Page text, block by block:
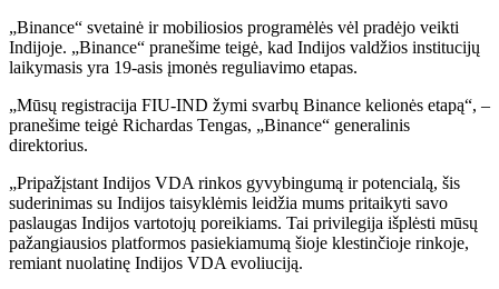
„Binance“ svetainė ir mobiliosios programėlės vėl pradėjo veikti
Indijoje. „Binance“ pranešime teigė, kad Indijos valdžios institucijų
laikymasis yra 19-asis įmonės reguliavimo etapas.
„Mūsų registracija FIU-IND žymi svarbų Binance kelionės etapą“, –
pranešime teigė Richardas Tengas, „Binance“ generalinis
direktorius.
„Pripažįstant Indijos VDA rinkos gyvybingumą ir potencialą, šis
suderinimas su Indijos taisyklėmis leidžia mums pritaikyti savo
paslaugas Indijos vartotojų poreikiams. Tai privilegija išplėsti mūsų
pažangiausios platformos pasiekiamumą šioje klestinčioje rinkoje,
remiant nuolatinę Indijos VDA evoliuciją.